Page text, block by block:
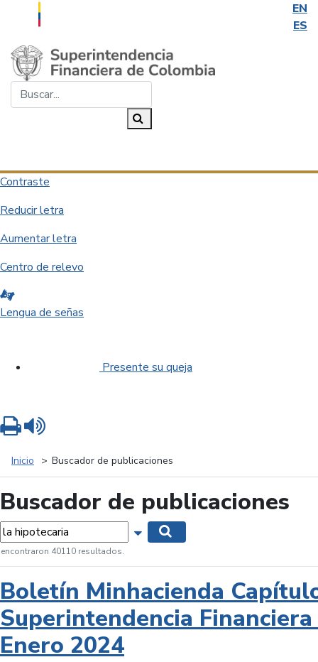
EN
ES
Saltar al contenido principal
Contraste
Reducir letra
Aumentar letra
Centro de relevo
Lengua de señas
Presente su queja
Inicio Buscador de publicaciones
Buscador de publicaciones
Mostrar opciones de búsqueda
encontraron 40110 resultados.
Boletín Minhacienda
Superintendencia
Enero 2024
Imprimir